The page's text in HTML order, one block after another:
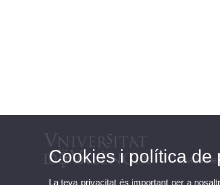
Cookies i política de
La teva privacitat és important per a